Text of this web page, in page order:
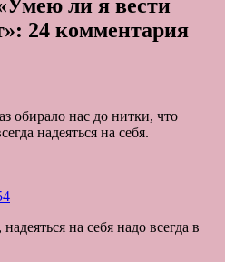
ли я вести
24 комментария
обирало нас до нитки, что
надеяться на себя.
на себя надо всегда в